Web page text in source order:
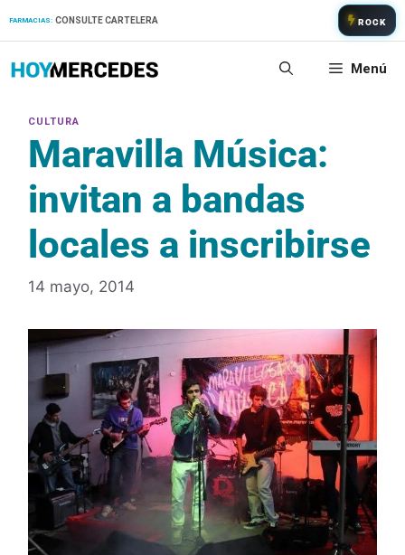
FARMACIAS: CONSULTE CARTELERA ROCK
Menú
Maravilla Música:
invitan a bandas
locales a inscribirse
14 mayo, 2014